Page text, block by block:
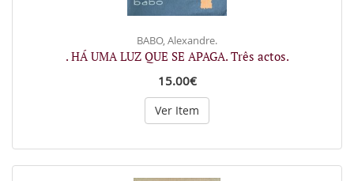
BABO, Alexandre.
. HÁ UMA LUZ QUE SE APAGA. Três actos.
15.00€
Ver Item